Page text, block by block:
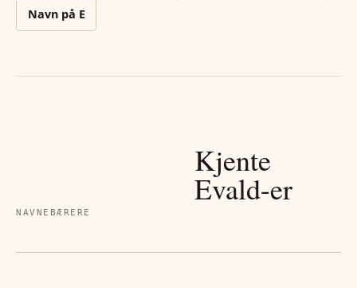
Navn på E
NAVNEBÆRERE
Kjente
Evald-er